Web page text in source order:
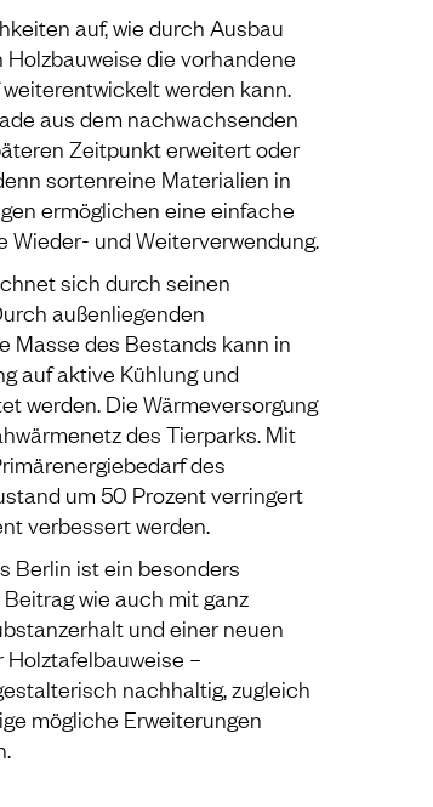
auf, wie durch Ausbau
die vorhandene
werden kann.
aus dem nachwachsenden
Zeitpunkt erweitert oder
sortenreine Materialien in
ermöglichen eine einfache
Wieder- und Weiterverwendung.
sich durch seinen
außenliegenden
Masse des Bestands kann in
auf aktive Kühlung und
werden. Die Wärmeversorgung
des Tierparks. Mit
des
um 50 Prozent verringert
verbessert werden.
Berlin ist ein besonders
wie auch mit ganz
und einer neuen
–
nachhaltig, zugleich
mögliche Erweiterungen